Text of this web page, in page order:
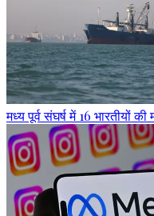
मध्य पूर्व संघर्ष में 16 भारतीयों